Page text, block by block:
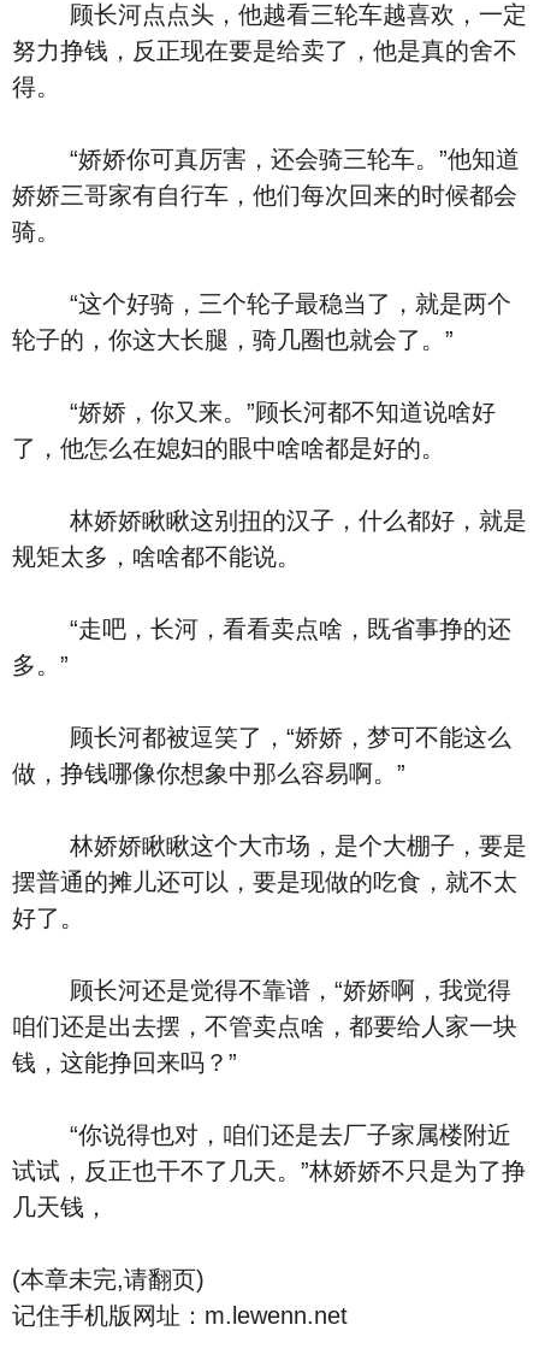
顾长河点点头，他越看三轮车越喜欢，一定
努力挣钱，反正现在要是给卖了，他是真的舍不
得。
“娇娇你可真厉害，还会骑三轮车。”他知道
娇娇三哥家有自行车，他们每次回来的时候都会
骑。
“这个好骑，三个轮子最稳当了，就是两个
轮子的，你这大长腿，骑几圈也就会了。”
“娇娇，你又来。”顾长河都不知道说啥好
了，他怎么在媳妇的眼中啥啥都是好的。
林娇娇瞅瞅这别扭的汉子，什么都好，就是
规矩太多，啥啥都不能说。
“走吧，长河，看看卖点啥，既省事挣的还
多。”
顾长河都被逗笑了，“娇娇，梦可不能这么
做，挣钱哪像你想象中那么容易啊。”
林娇娇瞅瞅这个大市场，是个大棚子，要是
摆普通的摊儿还可以，要是现做的吃食，就不太
好了。
顾长河还是觉得不靠谱，“娇娇啊，我觉得
咱们还是出去摆，不管卖点啥，都要给人家一块
钱，这能挣回来吗？”
“你说得也对，咱们还是去厂子家属楼附近
试试，反正也干不了几天。”林娇娇不只是为了挣
几天钱，
(本章未完,请翻页)
记住手机版网址：m.lewenn.net